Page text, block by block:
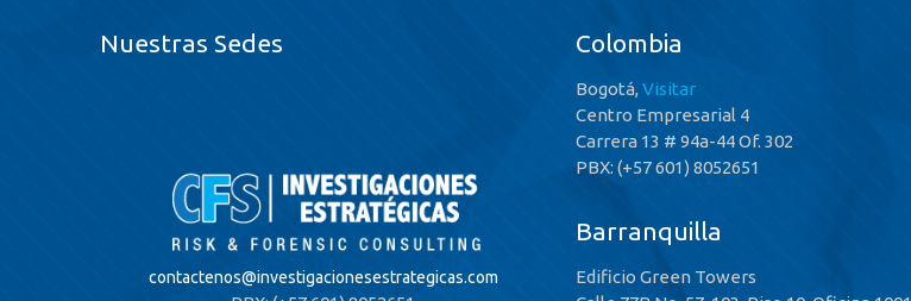
Nuestras Sedes
contactenos@investigacionesestrategicas.com
Colombia
Bogotá,Visitar
Centro Empresarial 4
Carrera 13 # 94a-44 Of. 302
PBX: (+57 601) 8052651
Barranquilla
Edificio Green Towers